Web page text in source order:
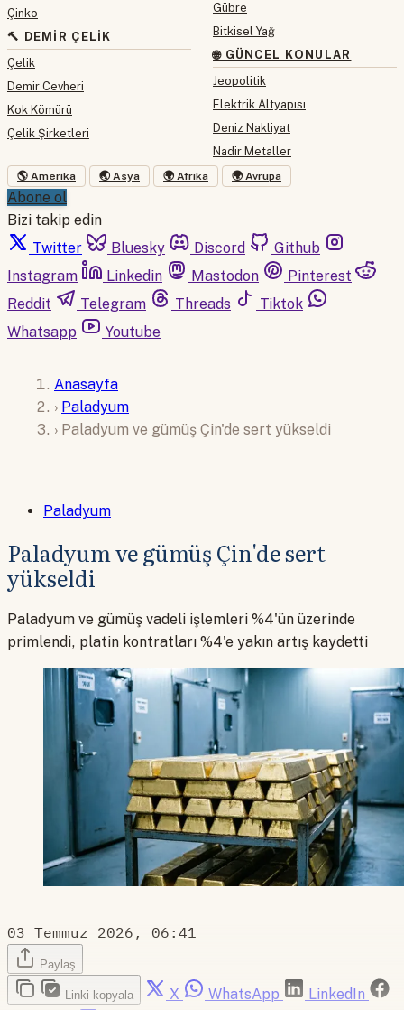
Çinko
🔨 DEMIR ÇELIK
Çelik
Demir Cevheri
Kok Kömürü
Çelik Şirketleri
Gübre
Bitkisel Yağ
🌐 GÜNCEL KONULAR
Jeopolitik
Elektrik Altyapısı
Deniz Nakliyat
Nadir Metaller
🌎 Amerika 🌏 Asya 🌍 Afrika 🌍 Avrupa
Abone ol
Bizi takip edin
Twitter
Bluesky Discord
Github
Instagram
Linkedin Mastodon
Pinterest
Reddit
Telegram Threads
Tiktok
Whatsapp
Youtube
Anasayfa
› Paladyum
› Paladyum ve gümüş Çin'de sert yükseldi
Paladyum
Paladyum ve gümüş Çin'de sert
yükseldi
Paladyum ve gümüş vadeli işlemleri %4'ün üzerinde
primlendi, platin kontratları %4'e yakın artış kaydetti
03 Temmuz 2026, 06:41
Paylaş
Linki kopyala X WhatsApp
LinkedIn